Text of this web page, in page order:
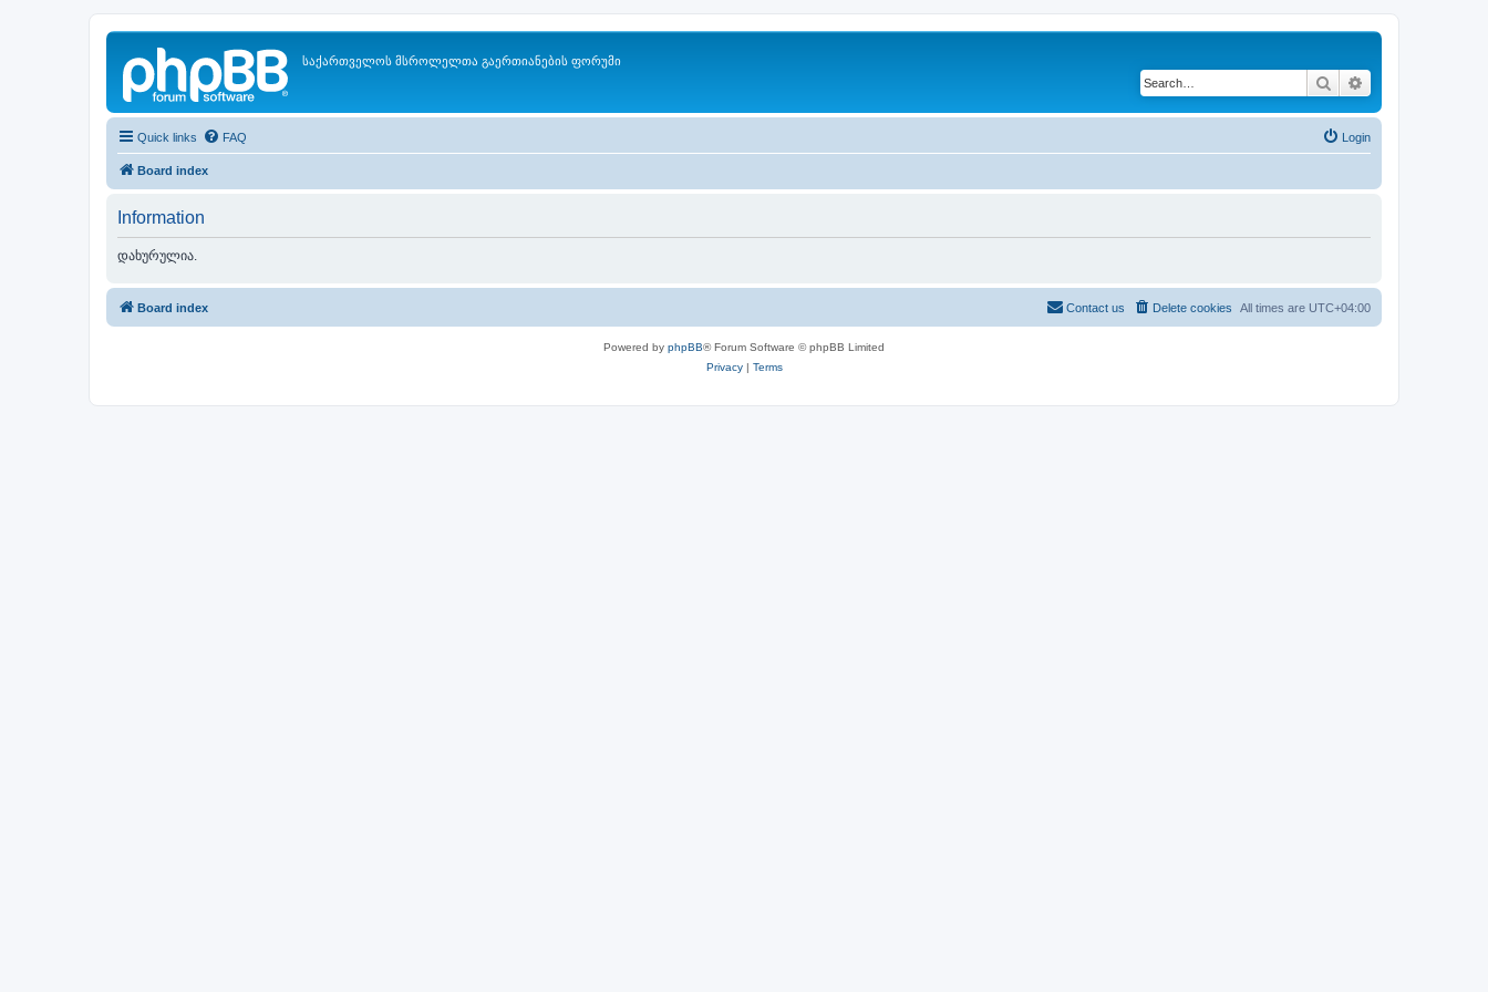
საქართველოს მსროლელთა გაერთიანების ფორუმი
Search
Quick links FAQ Login
Board index
Information
დახურულია.
Board index All times are UTC+04:00
Delete cookies
Contact us
Powered by phpBB® Forum Software © phpBB Limited
Privacy| Terms